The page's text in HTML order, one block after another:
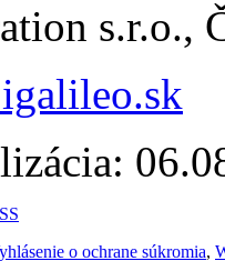
s.r.o.,
o ochrane súkromia,